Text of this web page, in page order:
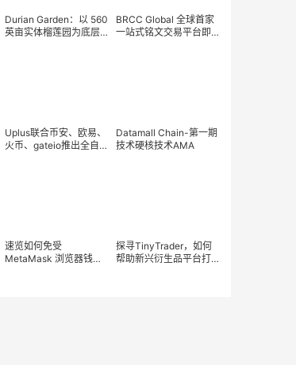
Durian Garden：以 560
英亩实体榴莲园为底层
BRCC Global 全球首家
一站式铭文交易平台即
Uplus联合币安、欧易、
火币、gateio推出全自
Datamall Chain-第一期
技术硬核技术AMA
速览如何免受
MetaMask 浏览器钱包
探寻TinyTrader，如何
帮助新兴衍生品平台打